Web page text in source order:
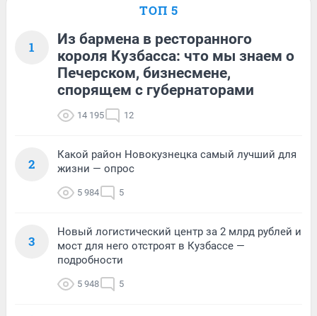
ТОП 5
1
Из бармена в ресторанного
короля Кузбасса: что мы знаем о
Печерском, бизнесмене,
спорящем с губернаторами
14 195 12
2
Какой район Новокузнецка самый лучший для
жизни — опрос
5 984 5
3
Новый логистический центр за 2 млрд рублей и
мост для него отстроят в Кузбассе —
подробности
5 948 5